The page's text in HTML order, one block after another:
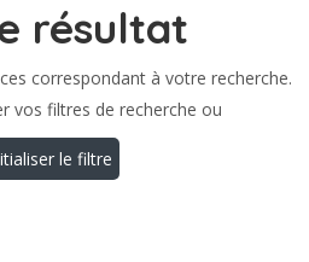
résultat
correspondant à votre recherche.
vos filtres de recherche ou
le filtre